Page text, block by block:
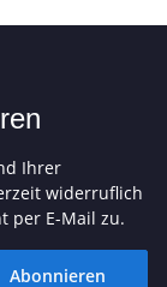
Ihrer
widerruflich
per E-Mail zu.
Abonnieren